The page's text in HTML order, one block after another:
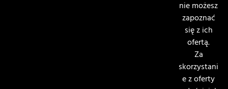
nie możesz
zapoznać
się z ich
ofertą.
Za
skorzystani
e z oferty